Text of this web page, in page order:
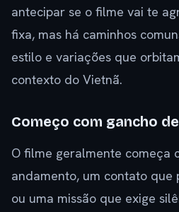
antecipar se o filme vai te
fixa, mas há caminhos
estilo e variações que
contexto do Vietnã.
Começo com gancho
O filme geralmente começa
andamento, um contato que
ou uma missão que exige